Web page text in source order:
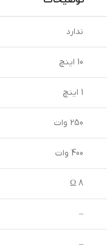
ندارد
10 اینچ
1 اینچ
250 وات
400 وات
8 Ω
–
–